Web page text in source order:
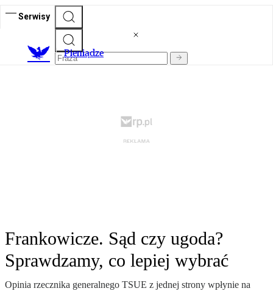
Serwisy
Pieniądze
Frankowicze. Sąd czy ugoda?
Sprawdzamy, co lepiej wybrać
Opinia rzecznika generalnego TSUE z jednej strony wpłynie na